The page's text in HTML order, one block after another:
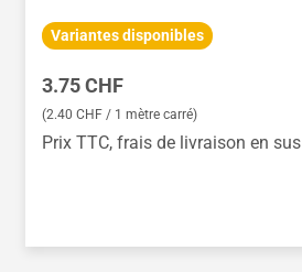
Variantes disponibles
Prix régulier :
3.75 CHF
(2.40 CHF / 1 mètre carré)
Prix TTC, frais de livraison en sus